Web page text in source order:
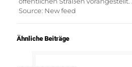
Source: New feed
Ähnliche Beiträge